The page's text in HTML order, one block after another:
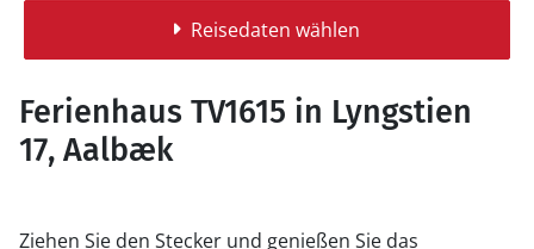
Reisedaten wählen
Ferienhaus TV1615 in Lyngstien
17, Aalbæk
Ziehen Sie den Stecker und genießen Sie das